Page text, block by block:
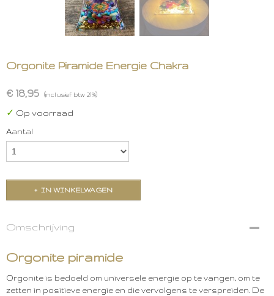
Orgonite Piramide Energie Chakra
€ 18,95 (inclusief btw 21%)
✓ Op voorraad
Aantal
IN WINKELWAGEN
Omschrijving
Orgonite piramide
Orgonite is bedoeld om universele energie op te vangen, om te
zetten in positieve energie en die vervolgens te verspreiden. De